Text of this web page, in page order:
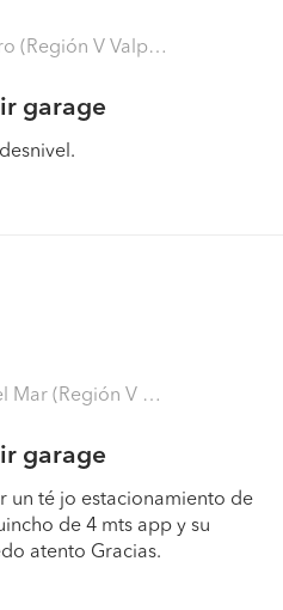
V Valparaíso - Valparaíso)
garage
V Valparaíso - Valparaíso)
garage
un té jo estacionamiento de
de 4 mts app y su
atento Gracias.